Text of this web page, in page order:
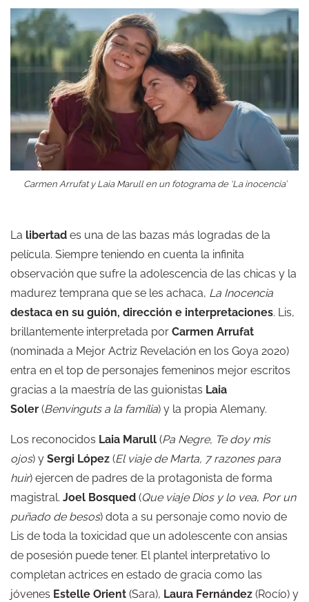
Carmen Arrufat y Laia Marull en un fotograma de ‘La inocencia’
La libertad es una de las bazas más logradas de la
película. Siempre teniendo en cuenta la infinita
observación que sufre la adolescencia de las chicas y la
madurez temprana que se les achaca, La Inocencia
destaca en su guión, dirección e interpretaciones. Lis,
brillantemente interpretada por Carmen Arrufat
(nominada a Mejor Actriz Revelación en los Goya 2020)
entra en el top de personajes femeninos mejor escritos
gracias a la maestría de las guionistas Laia
Soler (Benvinguts a la família) y la propia Alemany.
Los reconocidos Laia Marull (Pa Negre, Te doy mis
ojos) y Sergi López (El viaje de Marta, 7 razones para
huir) ejercen de padres de la protagonista de forma
magistral. Joel Bosqued (Que viaje Dios y lo vea, Por un
puñado de besos) dota a su personaje como novio de
Lis de toda la toxicidad que un adolescente con ansias
de posesión puede tener. El plantel interpretativo lo
completan actrices en estado de gracia como las
jóvenes Estelle Orient (Sara), Laura Fernández (Rocío) y